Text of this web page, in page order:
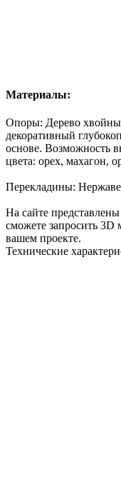
Материалы:
Опоры: Дерево
декоративный
основе. Возможность
цвета: орех, махагон,
Перекладины:
На сайте
сможете запросить 3D
вашем проекте.
Технические